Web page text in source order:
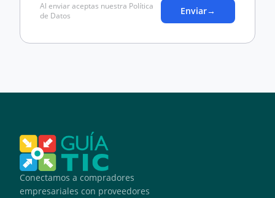
Al enviar aceptas nuestra Política
de Datos
Enviar→
Conectamos a compradores
empresariales con proveedores